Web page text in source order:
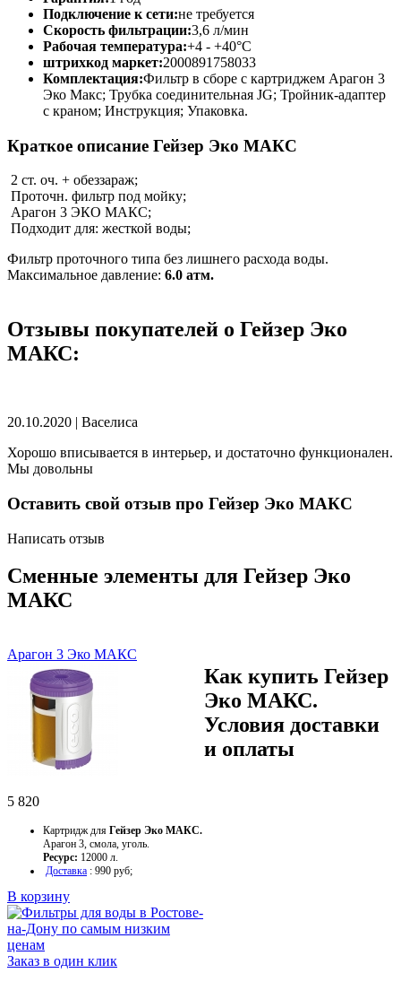
Подключение к сети:не требуется
Скорость фильтрации:3,6 л/мин
Рабочая температура:+4 - +40°C
штрихкод маркет:2000891758033
Комплектация:Фильтр в сборе с картриджем Арагон 3
Эко Макс; Трубка соединительная JG; Тройник-адаптер
с краном; Инструкция; Упаковка.
Краткое описание Гейзер Эко МАКС
2 ст. оч. + обеззараж;
Проточн. фильтр под мойку;
Арагон 3 ЭКО МАКС;
Подходит для: жесткой воды;
Фильтр проточного типа без лишнего расхода воды.
Максимальное давление: 6.0 атм.
Отзывы покупателей о Гейзер Эко
МАКС:
20.10.2020 | Васелиса
Хорошо вписывается в интерьер, и достаточно функционален.
Мы довольны
Оставить свой отзыв про Гейзер Эко МАКС
Написать отзыв
Сменные элементы для Гейзер Эко
МАКС
Арагон 3 Эко МАКС
5 820
Картридж для Гейзер Эко МАКС.
Арагон 3, смола, уголь.
Ресурс: 12000 л.
Доставка : 990 руб;
В корзину
Заказ в один клик
Как купить Гейзер
Эко МАКС.
Условия доставки
и оплаты